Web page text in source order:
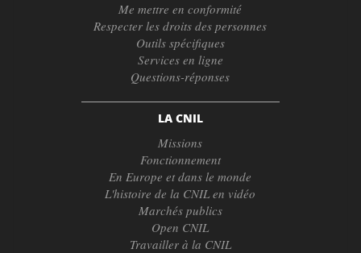
Me mettre en conformité
Respecter les droits des personnes
Outils spécifiques
Services en ligne
Questions-réponses
LA CNIL
Missions
Fonctionnement
En Europe et dans le monde
L'histoire de la CNIL en vidéo
Marchés publics
Open CNIL
Travailler à la CNIL